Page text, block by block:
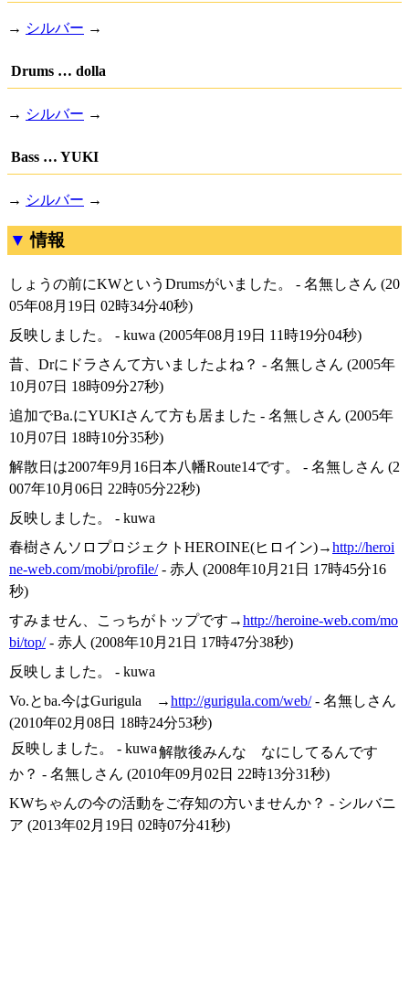
→ シルバー →
Drums … dolla
→ シルバー →
Bass … YUKI
→ シルバー →
情報
しょうの前にKWというDrumsがいました。 - 名無しさん (20
05年08月19日 02時34分40秒)
反映しました。 - kuwa (2005年08月19日 11時19分04秒)
昔、Drにドラさんて方いましたよね？ - 名無しさん (2005年
10月07日 18時09分27秒)
追加でBa.にYUKIさんて方も居ました - 名無しさん (2005年
10月07日 18時10分35秒)
解散日は2007年9月16日本八幡Route14です。 - 名無しさん (2
007年10月06日 22時05分22秒)
反映しました。 - kuwa
春樹さんソロプロジェクトHEROINE(ヒロイン)→http://heroi
ne-web.com/mobi/profile/- 赤人 (2008年10月21日 17時45分16
秒)
すみません、こっちがトップです→http://heroine-web.com/mo
bi/top/- 赤人 (2008年10月21日 17時47分38秒)
反映しました。 - kuwa
Vo.とba.今はGurigula →http://gurigula.com/web/- 名無しさん
(2010年02月08日 18時24分53秒)
反映しました。 - kuwa解散後みんな なにしてるんです
か？ - 名無しさん (2010年09月02日 22時13分31秒)
KWちゃんの今の活動をご存知の方いませんか？ - シルバニ
ア (2013年02月19日 02時07分41秒)